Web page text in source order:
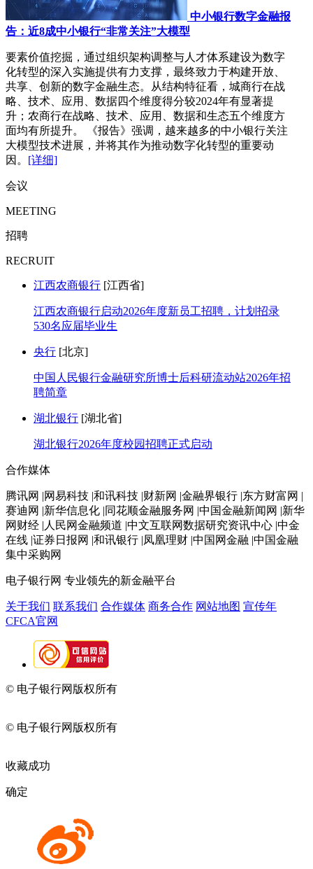
中小银行数字金融报
告：近8成中小银行“非常关注”大模型
要素价值挖掘，通过组织架构调整与人才体系建设为数字
化转型的深入实施提供有力支撑，最终致力于构建开放、
共享、创新的数字金融生态。从结构特征看，城商行在战
略、技术、应用、数据四个维度得分较2024年有显著提
升；农商行在战略、技术、应用、数据和生态五个维度方
面均有所提升。 《报告》强调，越来越多的中小银行关注
大模型技术进展，并将其作为推动数字化转型的重要动
因。 [详细]
会议
MEETING
招聘
RECRUIT
江西农商银行 [江西省]
江西农商银行启动2026年度新员工招聘，计划招录
530名应届毕业生
央行 [北京]
中国人民银行金融研究所博士后科研流动站2026年招
聘简章
湖北银行 [湖北省]
湖北银行2026年度校园招聘正式启动
合作媒体
腾讯网 |网易科技 |和讯科技 |财新网 |金融界银行 |东方财富网 |
赛迪网 |新华信息化 |同花顺金融服务网 |中国金融新闻网 |新华
网财经 |人民网金融频道 |中文互联网数据研究资讯中心 |中金
在线 |证券日报网 |和讯银行 |凤凰理财 |中国网金融 |中国金融
集中采购网
电子银行网 专业领先的新金融平台
关于我们 联系我们 合作媒体 商务合作 网站地图 宣传年
CFCA官网
© 电子银行网版权所有
© 电子银行网版权所有
收藏成功
确定